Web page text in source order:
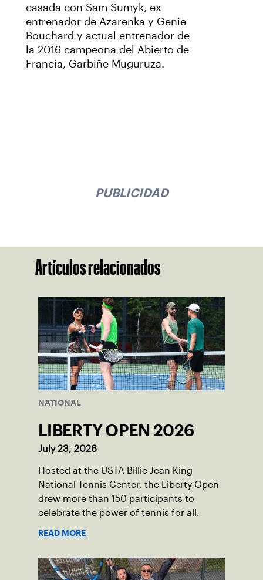
casada con Sam Sumyk, ex
entrenador de Azarenka y Genie
Bouchard y actual entrenador de
la 2016 campeona del Abierto de
Francia, Garbiñe Muguruza.
PUBLICIDAD
Artículos relacionados
NATIONAL
LIBERTY OPEN 2026
July 23, 2026
Hosted at the USTA Billie Jean King
National Tennis Center, the Liberty Open
drew more than 150 participants to
celebrate the power of tennis for all.
READ MORE